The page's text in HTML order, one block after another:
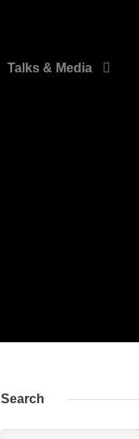
Talks & Media
Search